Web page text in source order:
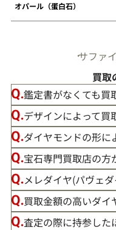
オパール（蛋白石）
サファ
買取
鑑定書がなくても買
デザインによって買
ダイヤモンドの形に
宝石専門買取店の方
メレダイヤ(パヴェ
買取金額の高いダイ
査定の際に持参した